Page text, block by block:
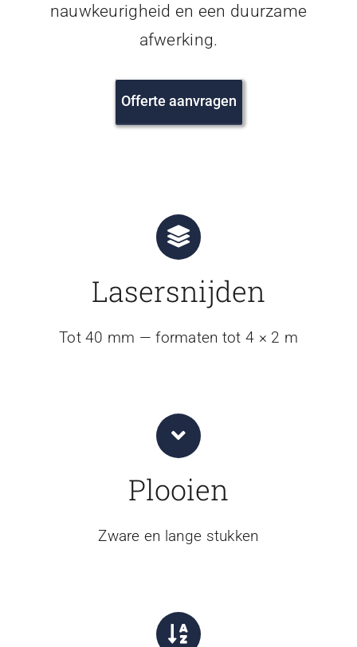
nauwkeurigheid en een duurzame
afwerking.
Offerte aanvragen
Lasersnijden
Tot 40 mm — formaten tot 4 × 2 m
Plooien
Zware en lange stukken